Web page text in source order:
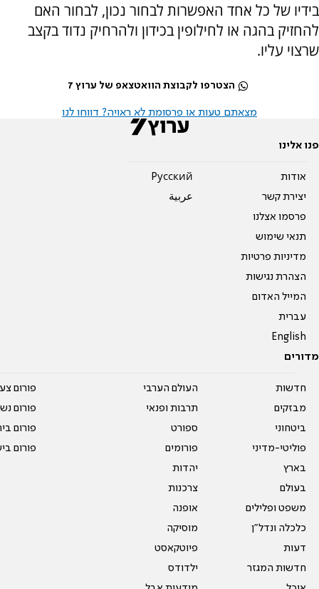
בידיו של כל אחד האפשרות לבחור נכון, לבחור האם
להחזיק בהגה או לחילופין בכידון ולהרחיק נדוד בקצב
שרצוי עליו.
הצטרפו לקבוצת הוואטצאפ של ערוץ 7
מצאתם טעות או פרסומת לא ראויה? דווחו לנו
פנו אלינו
אודות
יצירת קשר
פרסמו אצלנו
תנאי שימוש
מדיניות פרטיות
הצהרת נגישות
המייל האדום
עברית
English
Pусский
عربية
מדורים
חדשות
מבזקים
ביטחוני
פוליטי-מדיני
בארץ
בעולם
משפט ופלילים
כלכלה ונדל"ן
דעות
חדשות המגזר
העולם הערבי
תרבות ופנאי
ספורט
פורומים
יהדות
צרכנות
אופנה
מוסיקה
פיוטקאסט
ילדודס
פורום
פורום
פורום
פורום